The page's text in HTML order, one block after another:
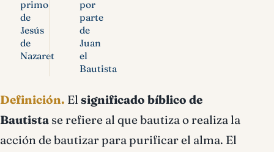
primo
de
Jesús
de
Nazaret
por
parte
de
Juan
el
Bautista
Definición. El significado bíblico de
Bautista se refiere al que bautiza o realiza la
acción de bautizar para purificar el alma. El